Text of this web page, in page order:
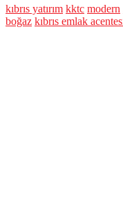
kıbrıs yatırım kktc modern
boğaz kıbrıs emlak